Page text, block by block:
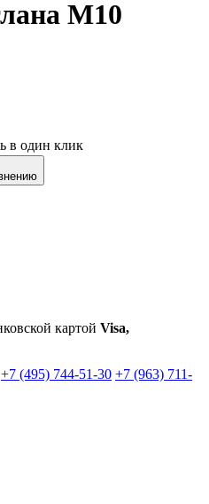
M10
в один клик
картой Visa,
+7 (495) 744-51-30 +7 (963) 711-